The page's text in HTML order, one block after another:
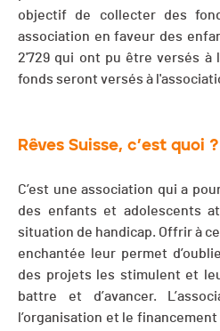
objectif de collecter des
association en faveur des
2'729 qui ont pu être versés à
fonds seront versés à
Rêves Suisse, c’est quoi ?
C’est une association qui a
des enfants et adolescents
situation de handicap. Offrir à
enchantée leur permet
des projets les stimulent et
battre et d’avancer.
l’organisation et le